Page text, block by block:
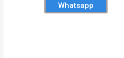
Whatsapp